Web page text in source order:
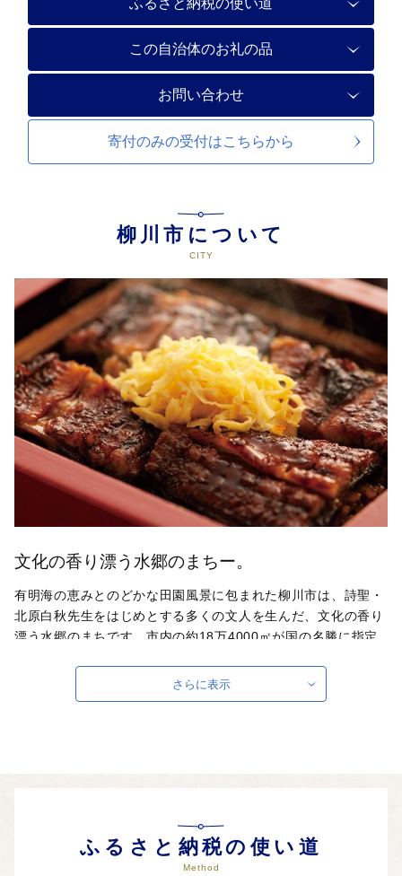
この自治体のお礼の品
お問い合わせ
寄付のみの受付はこちらから
柳川市について
文化の香り漂う水郷のまちー。
有明海の恵みとのどかな田園風景に包まれた柳川市は、詩聖・
北原白秋先生をはじめとする多くの文人を生んだ、文化の香り
漂う水郷のまちです。市内の約18万4000㎡が国の名勝に指定
（川下り）コースとして柳川ならではの時間を演出します。
さらに表示
ふるさと納税の使い道
Method